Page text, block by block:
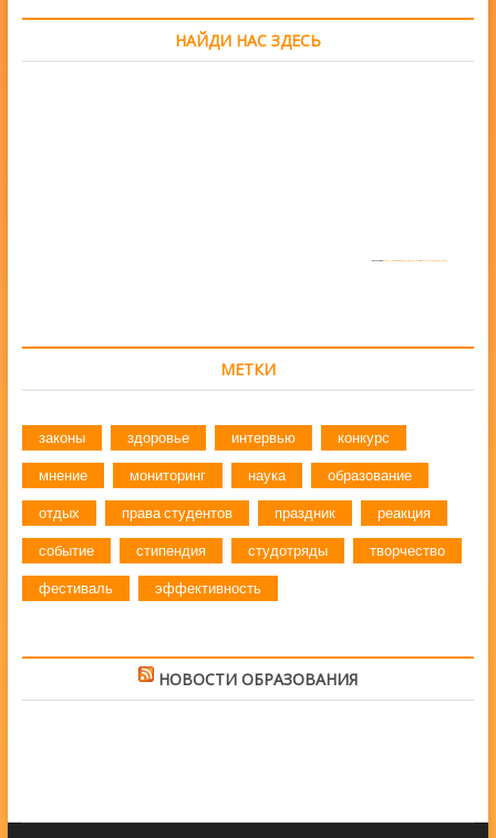
НАЙДИ НАС ЗДЕСЬ
МЕТКИ
законы здоровье интервью конкурс
мнение мониторинг наука образование
отдых права студентов праздник реакция
событие стипендия студотряды творчество
фестиваль эффективность
НОВОСТИ ОБРАЗОВАНИЯ